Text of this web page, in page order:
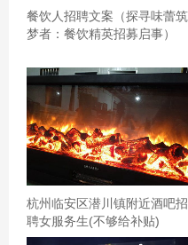
前一天预约的，过来等了
平江万达，地铁二号线
了，迪士尼主题包，灯光
还赠送了爆米花和
餐饮人招聘文案（探寻味蕾筑
梦者：餐饮精英招募启事）
杭州临安区潜川镇附近酒吧招
聘女服务生(不够给补贴)